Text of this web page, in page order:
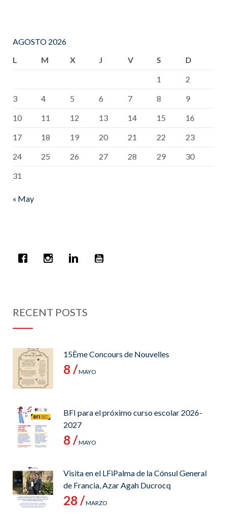
AGOSTO 2026
L
M X J V S
D
1
2
3
4 5 6 7 8
9
10
11 12 13 14 15
16
17
18 19 20 21 22
23
24
25 26 27 28 29
30
31
« May
RECENT POSTS
15Ème Concours de Nouvelles
8 /MAYO
BFI para el próximo curso escolar 2026-
2027
8 /MAYO
Visita en el LFiPalma de la Cónsul General
de Francia, Azar Agah Ducrocq
28 /MARZO